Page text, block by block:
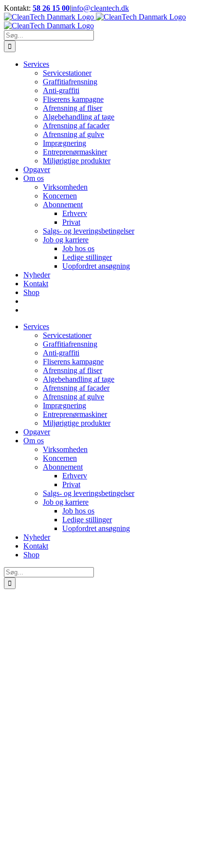
Skip
to
content
Kontakt: 58 26 15 00|info@cleantech.dk
Facebook
LinkedIn
YouTube
Søg
efter:
Services
Servicestationer
Graffitiafrensning
Anti-graffiti
Fliserens kampagne
Afrensning af fliser
Algebehandling af tage
Afrensning af facader
Afrensning af gulve
Imprægnering
Entreprenørmaskiner
Miljørigtige produkter
Opgaver
Om os
Virksomheden
Koncernen
Abonnement
Erhverv
Privat
Salgs- og leveringsbetingelser
Job og karriere
Job hos os
Ledige stillinger
Uopfordret ansøgning
Nyheder
Kontakt
Shop
Services
Servicestationer
Graffitiafrensning
Anti-graffiti
Fliserens kampagne
Afrensning af fliser
Algebehandling af tage
Afrensning af facader
Afrensning af gulve
Imprægnering
Entreprenørmaskiner
Miljørigtige produkter
Opgaver
Om os
Virksomheden
Koncernen
Abonnement
Erhverv
Privat
Salgs- og leveringsbetingelser
Job og karriere
Job hos os
Ledige stillinger
Uopfordret ansøgning
Nyheder
Kontakt
Shop
Søg
efter: